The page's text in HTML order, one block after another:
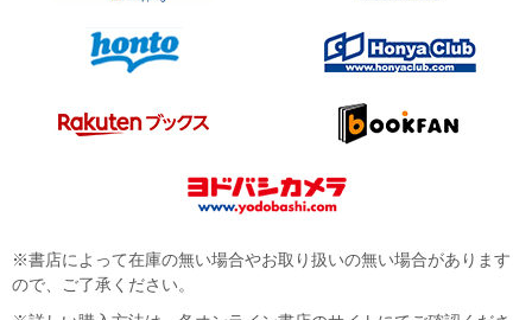
※書店によって在庫の無い場合やお取り扱いの無い場合があります
ので、ご了承ください。